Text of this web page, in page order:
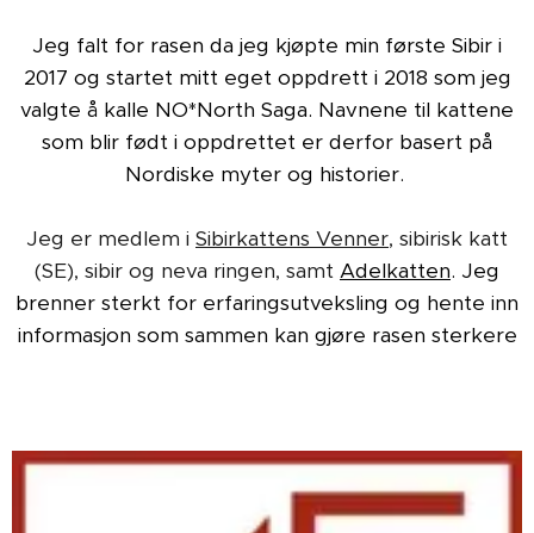
Jeg falt for rasen da jeg kjøpte min første Sibir i
2017 og startet mitt eget oppdrett i 2018 som jeg
valgte å kalle NO*North Saga. Navnene til kattene
som blir født i oppdrettet er derfor basert på
Nordiske myter og historier.
Jeg er medlem i Sibirkattens Venner, sibirisk katt
(SE), sibir og neva ringen, samt Adelkatten. Jeg
brenner sterkt for erfaringsutveksling og hente inn
informasjon som sammen kan gjøre rasen sterkere